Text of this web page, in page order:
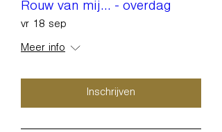
Rouw van mij... - overdag
vr 18 sep
Meer info
Inschrijven